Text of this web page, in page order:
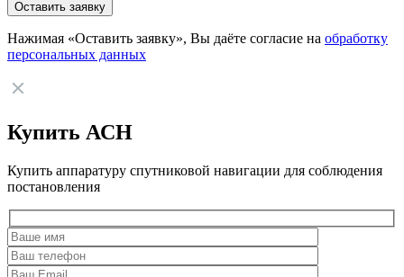
Нажимая «Оставить заявку», Вы даёте согласие на обработку
персональных данных
Купить АСН
Купить аппаратуру спутниковой навигации для соблюдения
постановления